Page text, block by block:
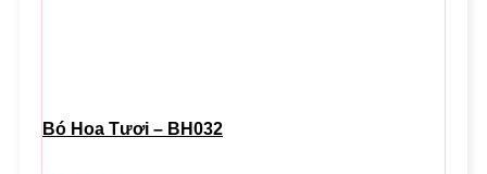
Bó Hoa Tươi – BH032